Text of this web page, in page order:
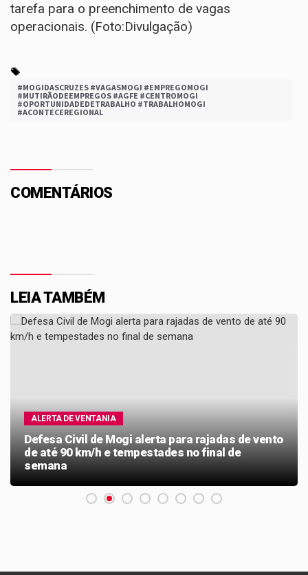
tarefa para o preenchimento de vagas
operacionais. (Foto:Divulgação)
#MOGIDASCRUZES #VAGASMOGI #EMPREGOMOGI
#MUTIRÃODEEMPREGOS #AGFE #CENTROMOGI
#OPORTUNIDADEDETRABALHO #TRABALHOMOGI
#ACONTECEREGIONAL
COMENTÁRIOS
LEIA TAMBÉM
ALERTA DE VENTANIA
Defesa Civil de Mogi alerta para rajadas de vento
de até 90 km/h e tempestades no final de
semana